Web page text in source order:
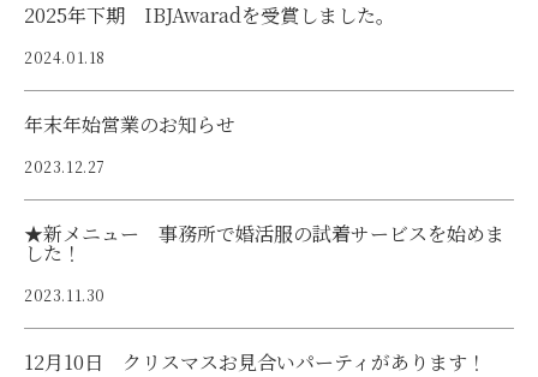
2025年下期 IBJAwaradを受賞しました。
2024.01.18
年末年始営業のお知らせ
2023.12.27
★新メニュー 事務所で婚活服の試着サービスを始めま
した！
2023.11.30
12月10日 クリスマスお見合いパーティがあります！